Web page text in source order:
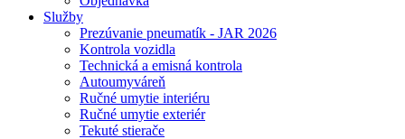
Služby
Prezúvanie pneumatík - JAR 2026
Kontrola vozidla
Technická a emisná kontrola
Autoumyváreň
Ručné umytie interiéru
Ručné umytie exteriér
Tekuté stierače